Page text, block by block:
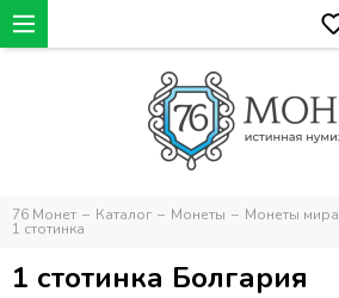
76 Монет Каталог Монеты Монеты мира
1 стотинка
1 стотинка Болгария